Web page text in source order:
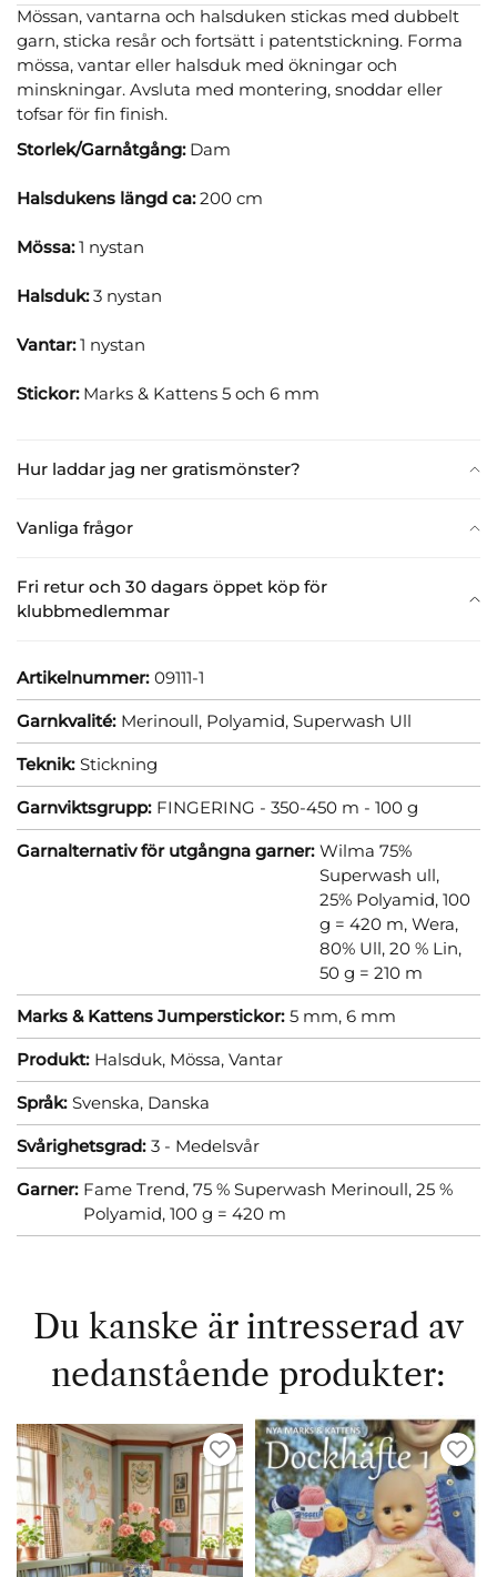
Hur laddar jag ner gratismönster?
Vanliga frågor
Fri retur och 30 dagars öppet köp för
klubbmedlemmar
Mössan, vantarna och halsduken stickas med dubbelt
garn, sticka resår och fortsätt i patentstickning. Forma
mössa, vantar eller halsduk med ökningar och
minskningar. Avsluta med montering, snoddar eller
tofsar för fin finish.
Storlek/Garnåtgång: Dam
Halsdukens längd ca:200 cm
Mössa:1 nystan
Halsduk:3 nystan
Vantar:1 nystan
Stickor: Marks & Kattens 5 och 6 mm
Artikelnummer: 09111-1
Garnkvalité: Merinoull, Polyamid, Superwash Ull
Teknik: Stickning
Garnviktsgrupp: FINGERING - 350-450 m - 100 g
Garnalternativ för utgångna garner: Wilma 75%
Superwash ull,
25% Polyamid, 100
g = 420 m, Wera,
80% Ull, 20 % Lin,
50 g = 210 m
Marks & Kattens Jumperstickor: 5 mm, 6 mm
Produkt: Halsduk, Mössa, Vantar
Språk: Svenska, Danska
Svårighetsgrad: 3 - Medelsvår
Garner: Fame Trend, 75 % Superwash Merinoull, 25 %
Polyamid, 100 g = 420 m
Du kanske är intresserad av
nedanstående produkter: